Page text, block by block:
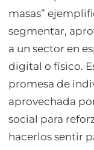
masas”
segmentar,
a un sector en
digital o físico.
promesa de
aprovechada
social para
hacerlos sentir